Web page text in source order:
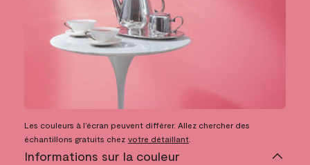
Les couleurs à l’écran peuvent différer. Allez chercher des
échantillons gratuits chez votre détaillant
Informations sur la couleur